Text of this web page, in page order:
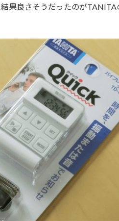
果良さそうだったのが